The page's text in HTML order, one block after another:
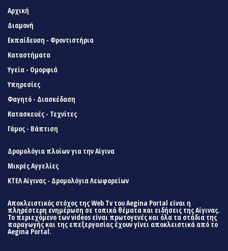
Αρχική
Διαμονή
Εκπαίδευση - Φροντιστήρια
Καταστήματα
Υγεία - Ομορφιά
Υπηρεσίες
Φαγητό - Διασκέδαση
Κατασκευές - Τεχνίτες
Γάμος - Βάπτιση
Δρομολόγια πλοίων για την Αίγινα
Μικρές Αγγελίες
ΚΤΕΛ Αίγινας - Δρομολόγια Λεωφορείων
Αποκλειστικός στόχος της Web Tv του Aegina Portal είναι η
πληρέστερη ενημέρωση σε τοπικά θέματα και ειδήσεις της Αίγινας.
Το περιεχόμενο των videos είναι πρωτογενές και όλα τα στάδια της
παραγωγής και της επεξεργασίας έχουν γίνει αποκλειστικά από το
Aegina Portal.